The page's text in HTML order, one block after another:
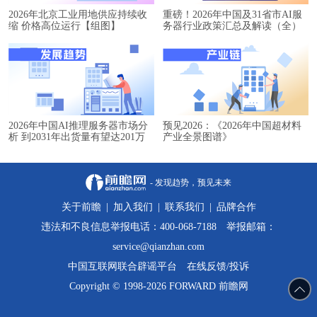
2026年北京工业用地供应持续收
缩 价格高位运行【组图】
重磅！2026年中国及31省市AI服
务器行业政策汇总及解读（全）
2026年中国AI推理服务器市场分
析 到2031年出货量有望达201万
预见2026：《2026年中国超材料
产业全景图谱》
- 发现趋势，预见未来
关于前瞻 加入我们 联系我们
品牌合作
违法和不良信息举报电话：400-068-7188 举报邮箱：
service@qianzhan.com
中国互联网联合辟谣平台
在线反馈/投诉
Copyright © 1998-2026 FORWARD 前瞻网